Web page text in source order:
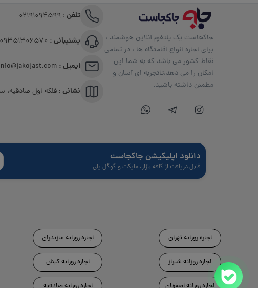
جاکجاست یک پلتفرم آنلاین هوشمند ،
برای اجاره انواع اقامتگاه ها ، در تمامی
نقاط کشور می باشد که به شما این
امکان را می دهد،تاتجربه ای آسان و
مطمئن داشته باشید.
تلفن : 02191094599
پشتیبانی :
ایمیل :
نشانی :فلکه اول صادقیه،
دانلود اپلیکیشن جاکجاست
قابل دریافت از کافه بازار، مایکت و گوگل پلی
اجاره روزانه تهران
اجاره روزانه شیراز
اجاره روزانه مازندران
اجاره روزانه کیش